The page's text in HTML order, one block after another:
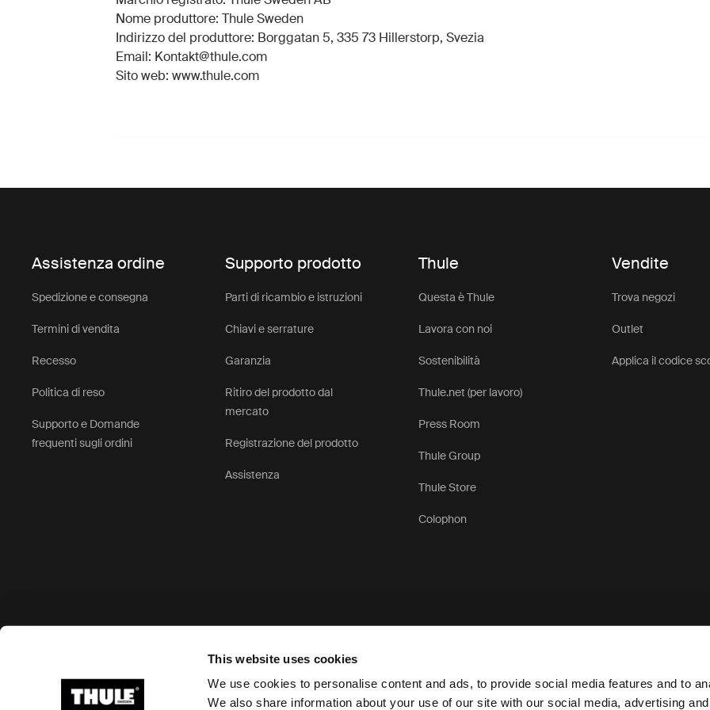
This website uses cookies
We use cookies to personalise content and ads, to provide social media features and to
We also share information about your use of our site with our social media, advertising
Nome produttore: Thule Sweden
Indirizzo del produttore: Borggatan 5, 335 73 Hillerstorp, Svezia
Email: Kontakt@thule.com
Sito web: www.thule.com
Assistenza ordine
Spedizione e consegna
Termini di vendita
Recesso
Politica di reso
Supporto e Domande
frequenti sugli ordini
Supporto prodotto
Parti di ricambio e istruzioni
Chiavi e serrature
Garanzia
Ritiro del prodotto dal
mercato
Registrazione del prodotto
Assistenza
Thule
Questa è Thule
Lavora con noi
Sostenibilità
Thule.net (per lavoro)
Press Room
Thule Group
Thule Store
Colophon
Vendite
Trova negozi
Outlet
Applica il codice